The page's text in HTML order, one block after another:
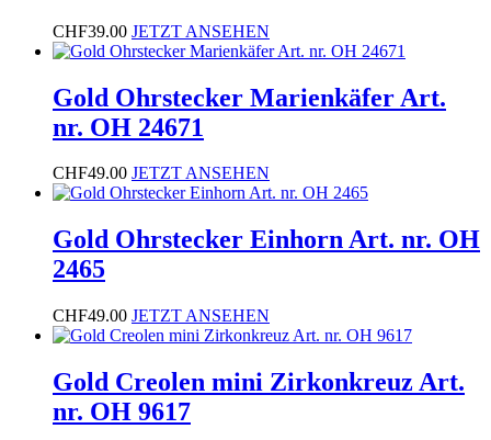
CHF39.00 JETZT ANSEHEN
Gold Ohrstecker Marienkäfer Art.
nr. OH 24671
CHF49.00 JETZT ANSEHEN
Gold Ohrstecker Einhorn Art. nr. OH
2465
CHF49.00 JETZT ANSEHEN
Gold Creolen mini Zirkonkreuz Art.
nr. OH 9617